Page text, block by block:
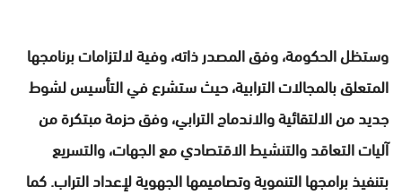
وستظل الحكومة، وفق المصدر ذاته، وفية لالتزامات برنامجها
المتعلق بالمجالات الترابية، حيث ستشرع في التأسيس لشوط
جديد من الالتقائية والاندماج الترابي، وفق حزمة مبتكرة من
آليات التعاقد والتنشيط الاقتصادي مع الجهات، والتسريع
بتنفيذ برامجها التنموية وتصاميمها الجهوية لإعداد التراب. كما